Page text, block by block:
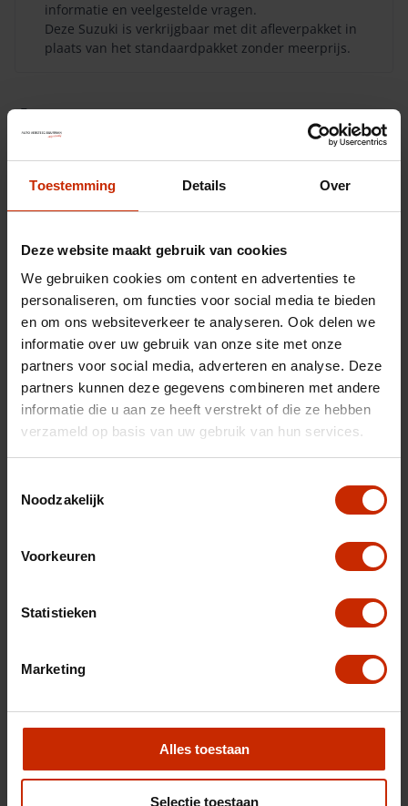
Toestemming Details Over
Deze website maakt gebruik van cookies
We gebruiken cookies om content en advertenties te
personaliseren, om functies voor social media te bieden
en om ons websiteverkeer te analyseren. Ook delen we
informatie over uw gebruik van onze site met onze
partners voor social media, adverteren en analyse. Deze
partners kunnen deze gegevens combineren met andere
informatie die u aan ze heeft verstrekt of die ze hebben
verzameld op basis van uw gebruik van hun services.
Noodzakelijk
Voorkeuren
Statistieken
Marketing
Alles toestaan
Selectie toestaan
informatie en veelgestelde vragen.
Deze Suzuki is verkrijgbaar met dit afleverpakket in
plaats van het standaardpakket zonder meerprijs.
Aanvraag
Uw inruilauto